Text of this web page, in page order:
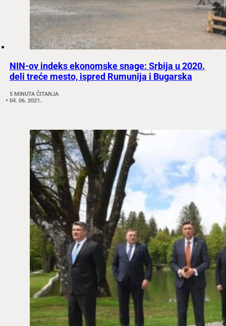
NIN-ov indeks ekonomske snage: Srbija u 2020.
deli treće mesto, ispred Rumunija i Bugarska
5 MINUTA ČITANJA
04. 06. 2021.